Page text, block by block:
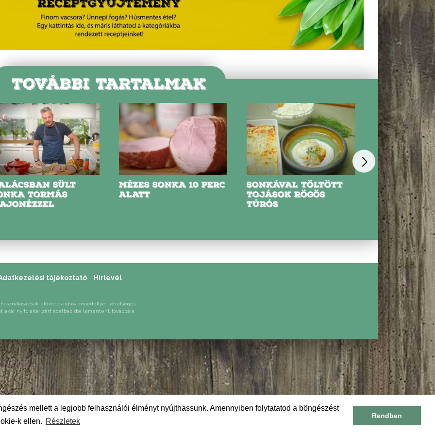
mellett a legjobb felhasználói élményt nyújthassunk. Amennyiben folytatatod a böngészést
k ellen. Részletek
Rendben
TOVÁBBI TARTALMAK
SÜLT
TORMÁS
MÉZES SONKA 10 PERC
ALATT
SONKÁVAL TÖLTÖTT
TOJÁSOK RÖGÖS
TÚRÓS
VARIÁCIÓK
tájékoztató Hírlevél
csak előzetes írásos engedéllyel lehetséges.
nyílt, akár zárt adatbázisba lementeni, továbbá a